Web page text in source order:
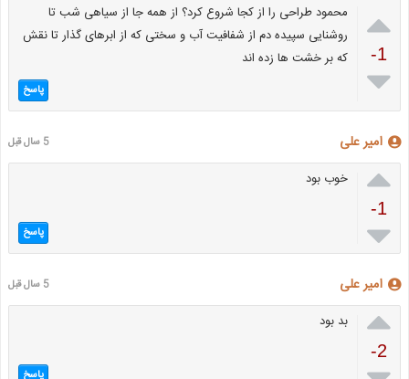

-1

محمود طراحی را از کجا شروع کرد؟ از همه جا از سیاهی شب تا
روشنایی سپیده دم از شفافیت آب و سختی که از ابرهای گذار تا نقش
که بر خشت ها زده اند
پاسخ
امیر علی 5 سال قبل

-1

خوب بود
پاسخ
امیر علی 5 سال قبل

-2
بد بود
پاسخ